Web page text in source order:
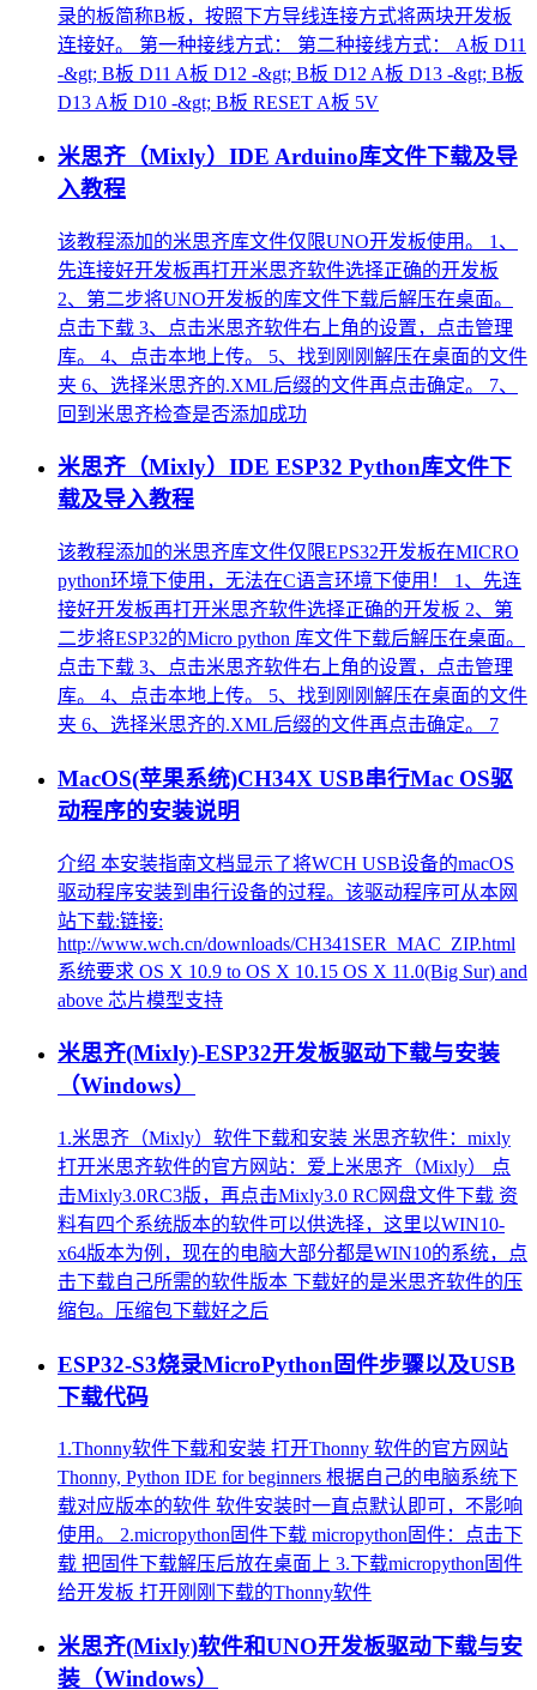
录的板简称B板，按照下方导线连接方式将两块开发板
连接好。 第一种接线方式： 第二种接线方式： A板 D11
-&gt; B板 D11 A板 D12 -&gt; B板 D12 A板 D13 -&gt; B板
D13 A板 D10 -&gt; B板 RESET A板 5V
米思齐（Mixly）IDE Arduino库文件下载及导
入教程
该教程添加的米思齐库文件仅限UNO开发板使用。 1、
先连接好开发板再打开米思齐软件选择正确的开发板
2、第二步将UNO开发板的库文件下载后解压在桌面。
点击下载 3、点击米思齐软件右上角的设置，点击管理
库。 4、点击本地上传。 5、找到刚刚解压在桌面的文件
夹 6、选择米思齐的.XML后缀的文件再点击确定。 7、
回到米思齐检查是否添加成功
米思齐（Mixly）IDE ESP32 Python库文件下
载及导入教程
该教程添加的米思齐库文件仅限EPS32开发板在MICRO
python环境下使用，无法在C语言环境下使用！ 1、先连
接好开发板再打开米思齐软件选择正确的开发板 2、第
二步将ESP32的Micro python 库文件下载后解压在桌面。
点击下载 3、点击米思齐软件右上角的设置，点击管理
库。 4、点击本地上传。 5、找到刚刚解压在桌面的文件
夹 6、选择米思齐的.XML后缀的文件再点击确定。 7
MacOS(苹果系统)CH34X USB串行Mac OS驱
动程序的安装说明
介绍 本安装指南文档显示了将WCH USB设备的macOS
驱动程序安装到串行设备的过程。该驱动程序可从本网
站下载:链接:
http://www.wch.cn/downloads/CH341SER_MAC_ZIP.html
系统要求 OS X 10.9 to OS X 10.15 OS X 11.0(Big Sur) and
above 芯片模型支持
米思齐(Mixly)-ESP32开发板驱动下载与安装
（Windows）
1.米思齐（Mixly）软件下载和安装 米思齐软件：mixly
打开米思齐软件的官方网站：爱上米思齐（Mixly） 点
击Mixly3.0RC3版，再点击Mixly3.0 RC网盘文件下载 资
料有四个系统版本的软件可以供选择，这里以WIN10-
x64版本为例，现在的电脑大部分都是WIN10的系统，点
击下载自己所需的软件版本 下载好的是米思齐软件的压
缩包。压缩包下载好之后
ESP32-S3烧录MicroPython固件步骤以及USB
下载代码
1.Thonny软件下载和安装 打开Thonny 软件的官方网站
Thonny, Python IDE for beginners 根据自己的电脑系统下
载对应版本的软件 软件安装时一直点默认即可，不影响
使用。 2.micropython固件下载 micropython固件：点击下
载 把固件下载解压后放在桌面上 3.下载micropython固件
给开发板 打开刚刚下载的Thonny软件
米思齐(Mixly)软件和UNO开发板驱动下载与安
装（Windows）